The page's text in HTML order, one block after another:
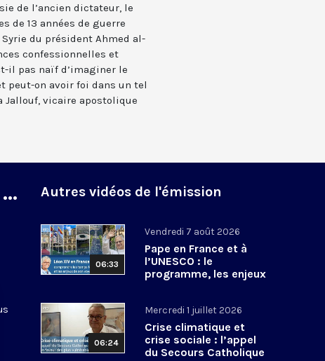
de l’ancien dictateur, le
de 13 années de guerre
du président Ahmed al-
confessionnelles et
il pas naïf d’imaginer le
peut-on avoir foi dans un tel
Jallouf, vicaire apostolique
Autres vidéos de l'émission
06:33
Vendredi 7 août 2026
Pape en France et à
l’UNESCO : le
programme, les enjeux
06:24
Mercredi 1 juillet 2026
Crise climatique et
crise sociale : l’appel
du Secours Catholique